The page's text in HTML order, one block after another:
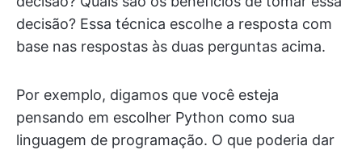
decisão? Essa técnica escolhe a resposta com
base nas respostas às duas perguntas acima.
Por exemplo, digamos que você esteja
pensando em escolher Python como sua
linguagem de programação. O que poderia dar